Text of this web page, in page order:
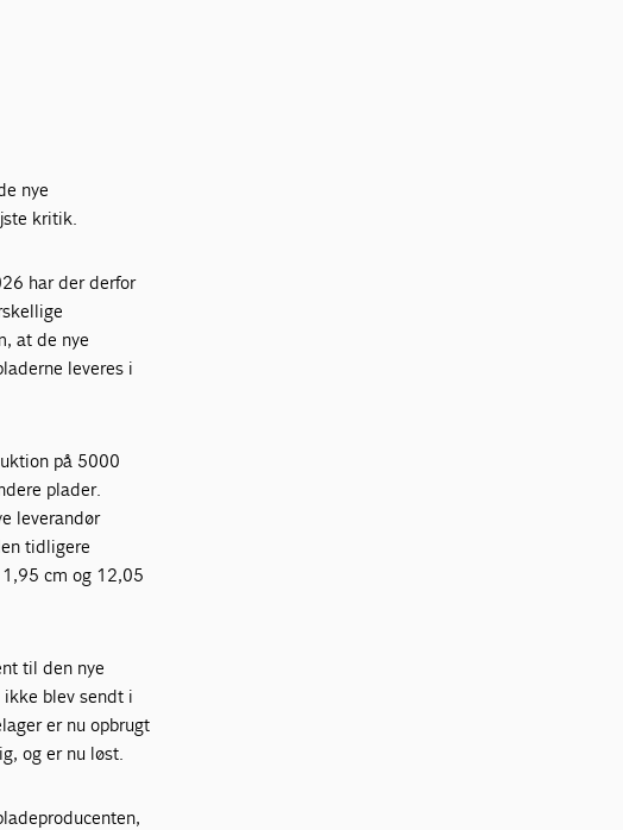
nye
kritik.
har der derfor
at de nye
leveres i
på 5000
plader.
leverandør
tidligere
cm og 12,05
til den nye
blev sendt i
er nu opbrugt
og er nu løst.